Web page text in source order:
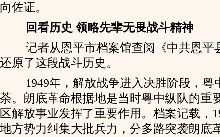
向佐证。
回看历史 领略先辈无畏战斗精神
记者从恩平市档案馆查阅《中共恩平
还原了这段战斗历史。
1949年，解放战争进入决胜阶段，粤
荼。朗底革命根据地是当时粤中纵队的重
区解放事业发挥了重要作用。档案记载，
地方势力纠集大批兵力，分多路突袭朗底